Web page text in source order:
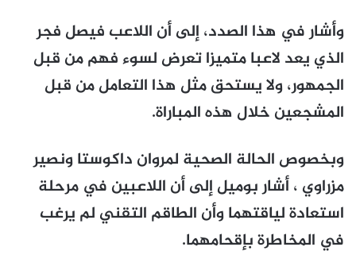
وأشار في هذا الصدد، إلى أن اللاعب فيصل فجر
الذي يعد لاعبا متميزا تعرض لسوء فهم من قبل
الجمهور، ولا يستحق مثل هذا التعامل من قبل
المشجعين خلال هذه المباراة.
وبخصوص الحالة الصحية لمروان داكوستا ونصير
مزراوي ، أشار بوميل إلى أن اللاعبين في مرحلة
استعادة لياقتهما وأن الطاقم التقني لم يرغب
في المخاطرة بإقحامهما.